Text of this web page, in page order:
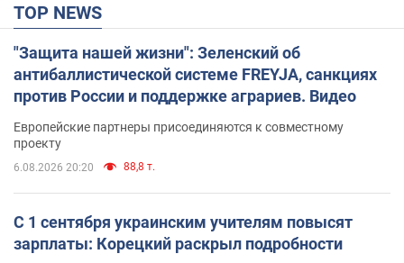
TOP NEWS
"Защита нашей жизни": Зеленский об
антибаллистической системе FREYJA, санкциях
против России и поддержке аграриев. Видео
Европейские партнеры присоединяются к совместному
проекту
6.08.2026 20:20 88,8 т.
С 1 сентября украинским учителям повысят
зарплаты: Корецкий раскрыл подробности